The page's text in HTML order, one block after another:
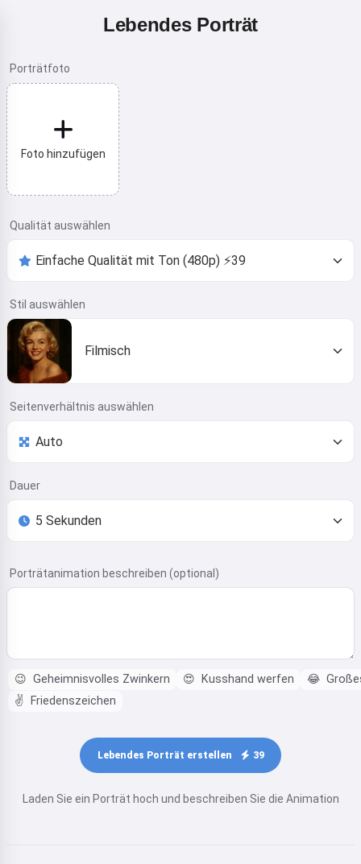
Lebendes Porträt
Porträtfoto
Foto hinzufügen
Qualität auswählen
Stil auswählen
Filmisch
Seitenverhältnis auswählen
Dauer
Porträtanimation beschreiben (optional)
😉 Geheimnisvolles Zwinkern 😍 Kusshand werfen 😂
✌️
Friedenszeichen
Lebendes Porträt erstellen 39
Laden Sie ein Porträt hoch und beschreiben Sie die Animation